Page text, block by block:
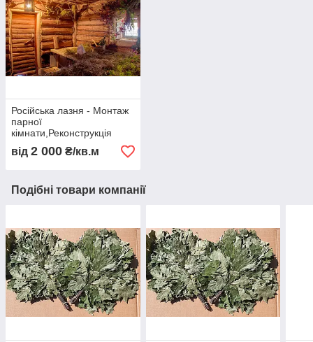
Російська лазня - Монтаж
парної
кімнати,Реконструкція
парної кімнати.
(застосування технології
від 2 000 ₴/кв.м
Подібні товари компанії